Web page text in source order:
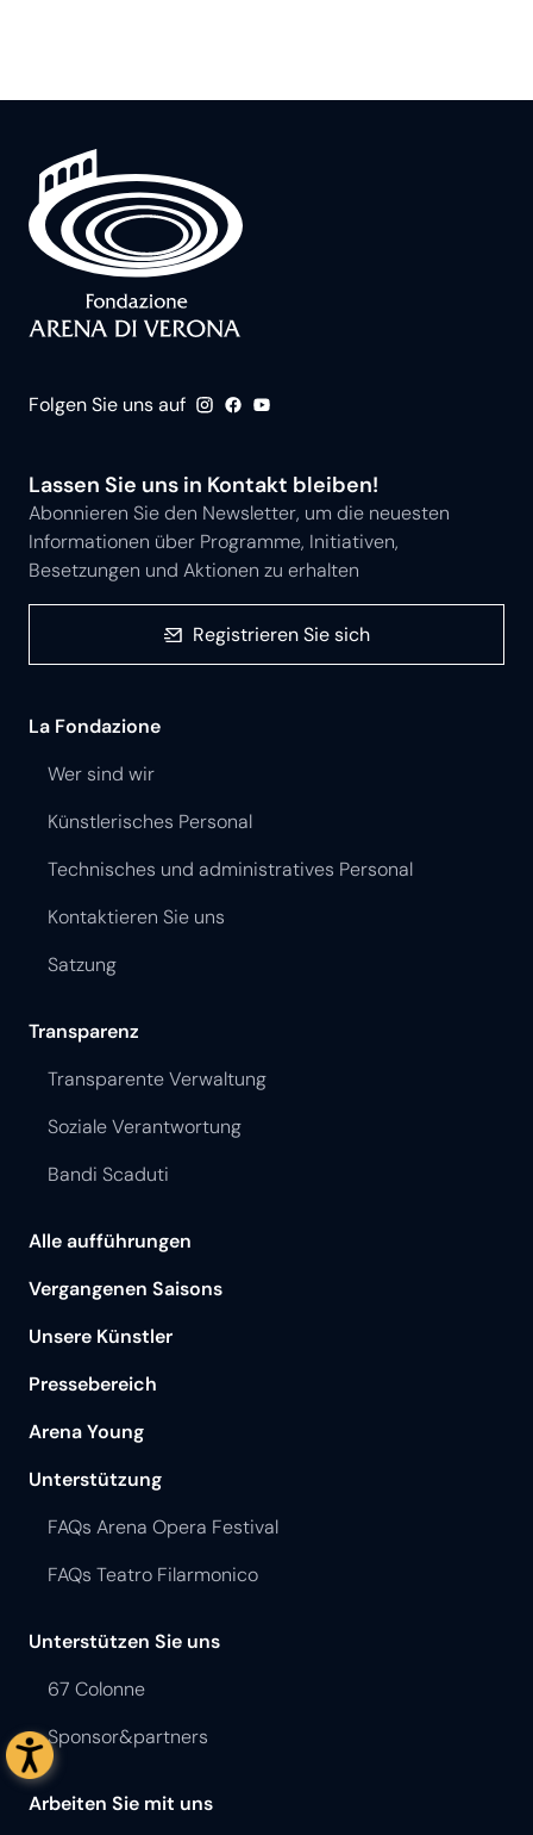
Folgen Sie uns auf
Lassen Sie uns in Kontakt bleiben!
Abonnieren Sie den Newsletter, um die neuesten
Informationen über Programme, Initiativen,
Besetzungen und Aktionen zu erhalten
Registrieren Sie sich
La Fondazione
Wer sind wir
Künstlerisches Personal
Technisches und administratives Personal
Kontaktieren Sie uns
Satzung
Transparenz
Transparente Verwaltung
Soziale Verantwortung
Bandi Scaduti
Alle aufführungen
Vergangenen Saisons
Unsere Künstler
Pressebereich
Arena Young
Unterstützung
FAQs Arena Opera Festival
FAQs Teatro Filarmonico
Unterstützen Sie uns
67 Colonne
Sponsor&partners
Arbeiten Sie mit uns